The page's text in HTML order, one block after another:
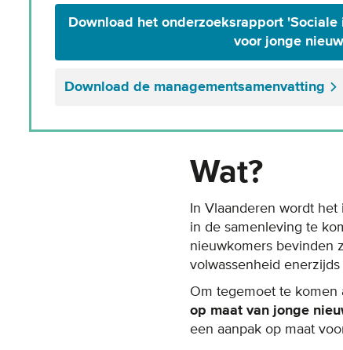
Download het onderzoeksrapport
voor jonge
Download de managementsamenvatting
Wat?
In Vlaanderen wordt
in de samenleving te
nieuwkomers bevinden
volwassenheid
Om tegemoet te
op maat van jonge
een aanpak op maat